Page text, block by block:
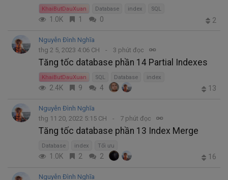
KhaiButDauXuan Database index SQL
1.0K 1 0 2
Nguyễn Đình Nghĩa
thg 2 5, 2023 4:06 CH
3 phút đọc
Tăng tốc database phần 14 Partial Indexes
KhaiButDauXuan SQL Database index
2.4K 9 4 13
Nguyễn Đình Nghĩa
thg 11 20, 2022 5:15 CH
7 phút đọc
Tăng tốc database phần 13 Index Merge
Database index Tối ưu
1.0K 2 2 16
Nguyễn Đình Nghĩa